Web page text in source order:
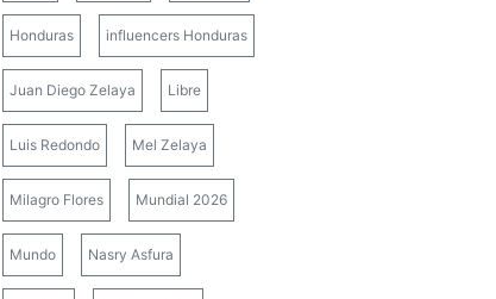
Honduras influencers Honduras
Juan Diego Zelaya Libre
Luis Redondo Mel Zelaya
Milagro Flores Mundial 2026
Mundo Nasry Asfura